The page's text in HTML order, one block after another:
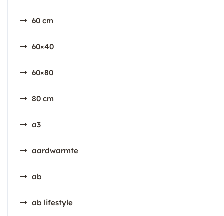
60 cm
60×40
60×80
80 cm
a3
aardwarmte
ab
ab lifestyle